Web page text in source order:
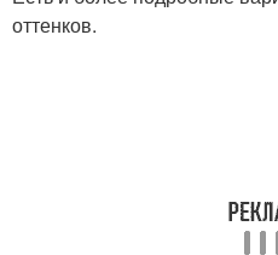
оттенков.